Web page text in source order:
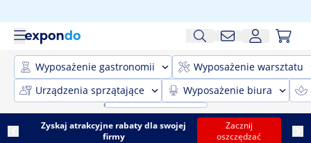
Wyposażenie gastronomii
Wyposażenie warsztatu
Urządzenia sprzątające
Wyposażenie biura
Zyskaj atrakcyjne rabaty dla swojej
firmy
Zacznij
oszczędzać